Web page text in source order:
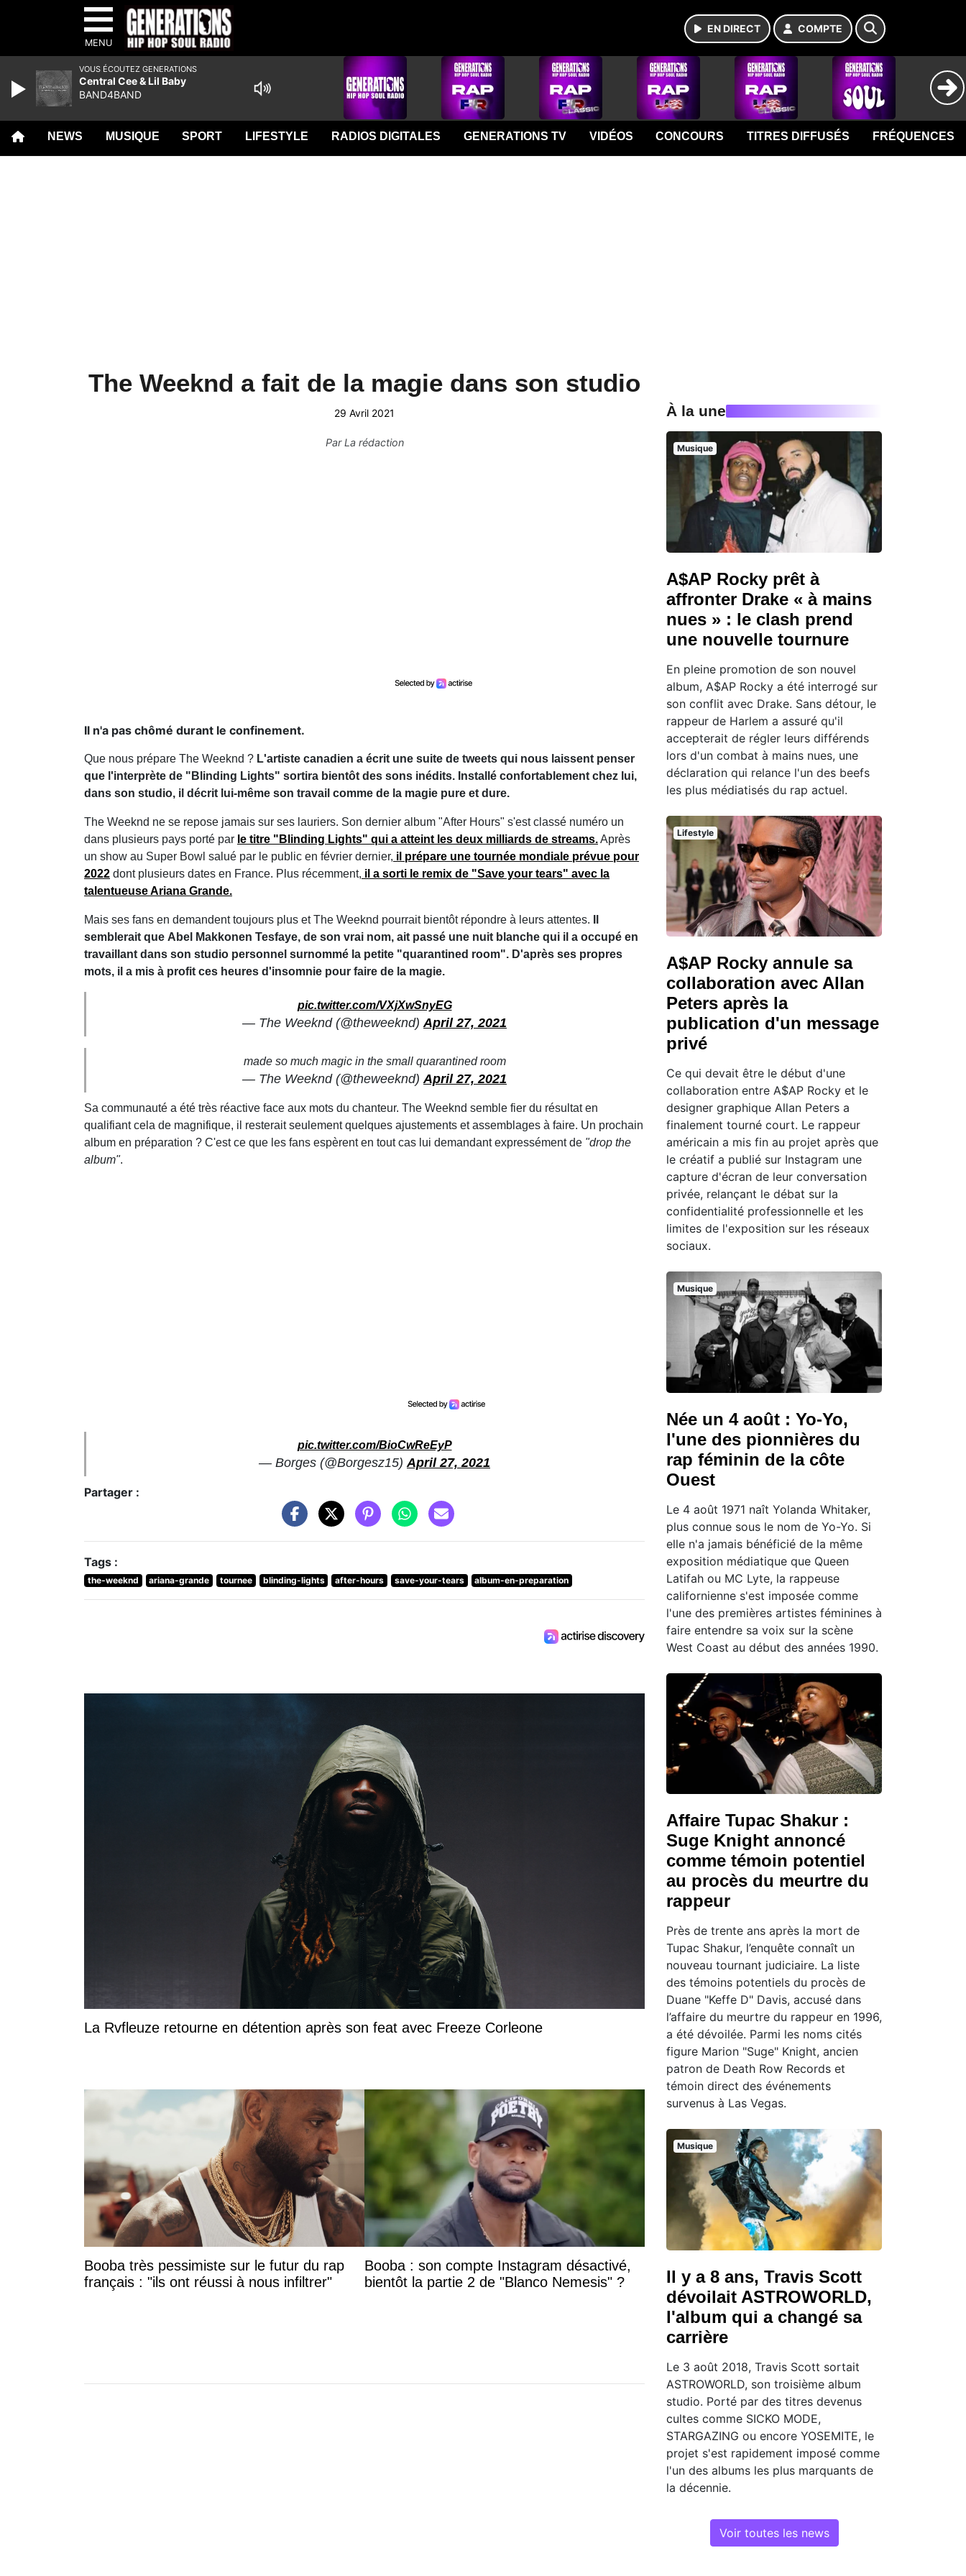
MENU
EN DIRECT COMPTE
NEWS MUSIQUE SPORT LIFESTYLE RADIOS DIGITALES GENERATIONS TV VIDÉOS CONCOURS TITRES DIFFUSÉS FRÉQUENCES
The Weeknd a fait de la magie dans son studio
29 Avril 2021
ParLa rédaction
Il n'a pas chômé durant le confinement.
Que nous prépare The Weeknd ? L'artiste canadien a écrit une suite de tweets qui nous laissent penser
que l'interprète de "Blinding Lights" sortira bientôt des sons inédits. Installé confortablement chez lui,
dans son studio, il décrit lui-même son travail comme de la magie pure et dure.
The Weeknd ne se repose jamais sur ses lauriers. Son dernier album "After Hours" s'est classé numéro un
dans plusieurs pays porté par le titre "Blinding Lights" qui a atteint les deux milliards de streams.Après
un show au Super Bowl salué par le public en février dernier, il prépare une tournée mondiale prévue pour
2022 dont plusieurs dates en France. Plus récemment, il a sorti le remix de "Save your tears" avec la
talentueuse Ariana Grande.
Mais ses fans en demandent toujours plus et The Weeknd pourrait bientôt répondre à leurs attentes.
semblerait que Abel Makkonen Tesfaye, de son vrai nom, ait passé une nuit blanche qui il a occupé en
travaillant dans son studio personnel surnommé la petite "quarantined room". D'après ses propres
mots, il a mis à profit ces heures d'insomnie pour faire de la magie.
pic.twitter.com/VXjXwSnyEG
— The Weeknd (@theweeknd)April 27, 2021
made so much magic in the small quarantined room
— The Weeknd (@theweeknd)April 27, 2021
Sa communauté a été très réactive face aux mots du chanteur. The Weeknd semble fier du résultat en
qualifiant cela de magnifique, il resterait seulement quelques ajustements et assemblages à faire. Un prochain
album en préparation ? C'est ce que les fans espèrent en tout cas lui demandant expressément de "drop the
album".
pic.twitter.com/BioCwReEyP
— Borges (@Borgesz15)April 27, 2021
Partager :
Tags :
the-weeknd ariana-grande tournee blinding-lights after-hours save-your-tears album-en-preparation
La Rvfleuze retourne en détention après son feat avec Freeze Corleone
Booba très pessimiste sur le futur du rap
français : "ils ont réussi à nous infiltrer"
Booba : son compte Instagram désactivé,
bientôt la partie 2 de "Blanco Nemesis" ?
À la une
Musique
A$AP Rocky prêt à
affronter Drake « à mains
nues » : le clash prend
une nouvelle tournure
En pleine promotion de son nouvel
album, A$AP Rocky a été interrogé sur
son conflit avec Drake. Sans détour, le
rappeur de Harlem a assuré qu'il
accepterait de régler leurs différends
lors d'un combat à mains nues, une
déclaration qui relance l'un des beefs
les plus médiatisés du rap actuel.
Lifestyle
A$AP Rocky annule sa
collaboration avec Allan
Peters après la
publication d'un message
privé
Ce qui devait être le début d'une
collaboration entre A$AP Rocky et le
designer graphique Allan Peters a
finalement tourné court. Le rappeur
américain a mis fin au projet après que
le créatif a publié sur Instagram une
capture d'écran de leur conversation
privée, relançant le débat sur la
confidentialité professionnelle et les
limites de l'exposition sur les réseaux
sociaux.
Musique
Née un 4 août : Yo-Yo,
l'une des pionnières du
rap féminin de la côte
Ouest
Le 4 août 1971 naît Yolanda Whitaker,
plus connue sous le nom de Yo-Yo. Si
elle n'a jamais bénéficié de la même
exposition médiatique que Queen
Latifah ou MC Lyte, la rappeuse
californienne s'est imposée comme
l'une des premières artistes féminines à
faire entendre sa voix sur la scène
West Coast au début des années 1990.
Affaire Tupac Shakur :
Suge Knight annoncé
comme témoin potentiel
au procès du meurtre du
rappeur
Près de trente ans après la mort de
Tupac Shakur, l’enquête connaît un
nouveau tournant judiciaire. La liste
des témoins potentiels du procès de
Duane "Keffe D" Davis, accusé dans
l’affaire du meurtre du rappeur en 1996,
a été dévoilée. Parmi les noms cités
figure Marion "Suge" Knight, ancien
patron de Death Row Records et
témoin direct des événements
survenus à Las Vegas.
Musique
Il y a 8 ans, Travis Scott
dévoilait ASTROWORLD,
l'album qui a changé sa
carrière
Le 3 août 2018, Travis Scott sortait
ASTROWORLD, son troisième album
studio. Porté par des titres devenus
cultes comme SICKO MODE,
STARGAZING ou encore YOSEMITE, le
projet s'est rapidement imposé comme
l'un des albums les plus marquants de
la décennie.
Voir toutes les news
VOUS ÉCOUTEZ GENERATIONS
Central Cee & Lil Baby
BAND4BAND